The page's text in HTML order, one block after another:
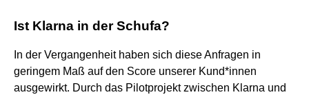
Ist Klarna in der Schufa?
In der Vergangenheit haben sich diese Anfragen in
geringem Maß auf den Score unserer Kund*innen
ausgewirkt. Durch das Pilotprojekt zwischen Klarna und